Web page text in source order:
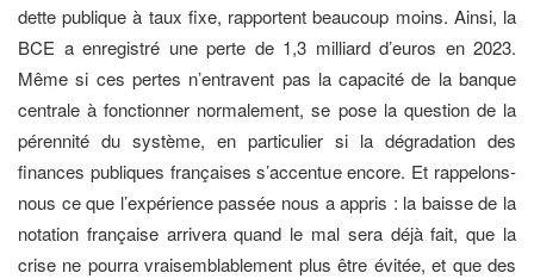
dette publique à taux fixe, rapportent beaucoup moins. Ainsi, la
BCE a enregistré une perte de 1,3 milliard d’euros en 2023.
Même si ces pertes n’entravent pas la capacité de la banque
centrale à fonctionner normalement, se pose la question de la
pérennité du système, en particulier si la dégradation des
finances publiques françaises s’accentue encore. Et rappelons-
nous ce que l’expérience passée nous a appris : la baisse de la
notation française arrivera quand le mal sera déjà fait, que la
crise ne pourra vraisemblablement plus être évitée, et que des